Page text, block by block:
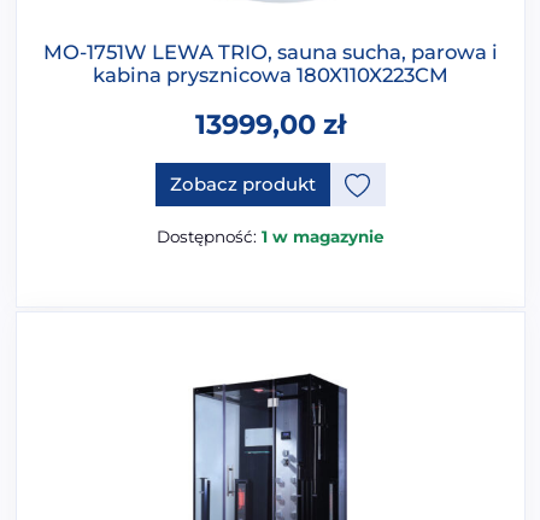
MO-1751W LEWA TRIO, sauna sucha, parowa i
kabina prysznicowa 180X110X223CM
13999,00 zł
Zobacz produkt
Dostępność: 1 w magazynie